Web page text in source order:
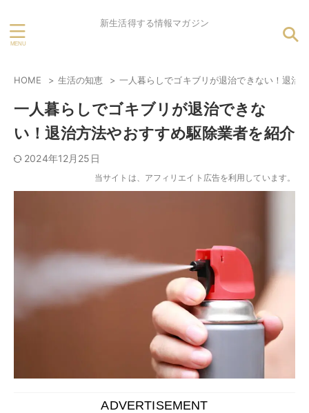
新生活得する情報マガジン
HOME 生活の知恵 一人暮らしでゴキブリが退治できない！退治
一人暮らしでゴキブリが退治できな
い！退治方法やおすすめ駆除業者を紹介
2024年12月25日
当サイトは、アフィリエイト広告を利用しています。
ADVERTISEMENT